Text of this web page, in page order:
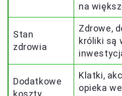
na
Stan
zdrowia
Zdrowe,
króliki są
Dodatkowe
koszty
Klatki,
opieka